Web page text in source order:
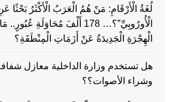
لُغَةُ الْأَرْقَامِ: مَنْ هُمُ الْعَرَبُ الْأَكْثَرُ بَحْثًا
الْأُورُوبِيِّ”؟… 178 أَلْفَ مُحَاوَلَةِ
الْهِجْرَةِ الْجَدِيدَةُ عَنْ أَزَمَاتِ الْمِنْطَقَةِ؟
هل تستخدم وزارة الداخلية معازل
وشراء الأصوات؟؟